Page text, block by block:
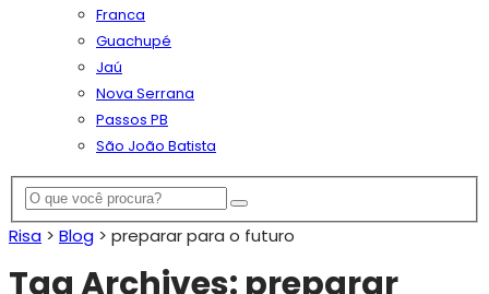
Franca
Guachupé
Jaú
Nova Serrana
Passos PB
São João Batista
Risa > Blog > preparar para o futuro
Tag Archives: preparar